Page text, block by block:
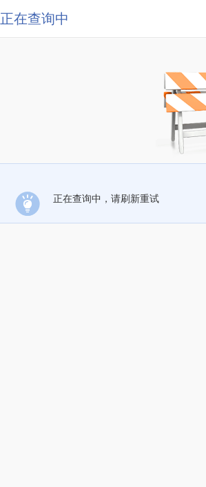
正在查询中
正在查询中，请刷新重试